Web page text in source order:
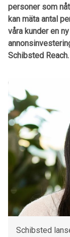
personer som
kan mäta antal
våra kunder en
Schibsted Reach.
Schibsted